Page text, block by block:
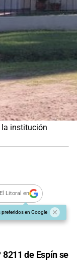
la institución
Litoral en
en Google
de Espín se